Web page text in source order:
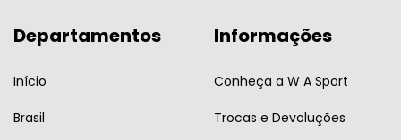
Departamentos
Início
Brasil
Informações
Conheça a W A Sport
Trocas e Devoluções